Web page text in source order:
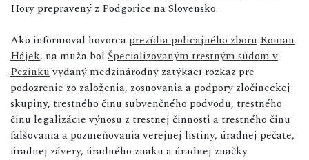
Hory prepravený z Podgorice na Slovensko.
Ako informoval hovorca prezídia policajného zboru Roman
Hájek, na muža bol Špecializovaným trestným súdom v
Pezinkuvydaný medzinárodný zatýkací rozkaz pre
podozrenie zo založenia, zosnovania a podpory zločineckej
skupiny, trestného činu subvenčného podvodu, trestného
činu legalizácie výnosu z trestnej činnosti a trestného činu
falšovania a pozmeňovania verejnej listiny, úradnej pečate,
úradnej závery, úradného znaku a úradnej značky.